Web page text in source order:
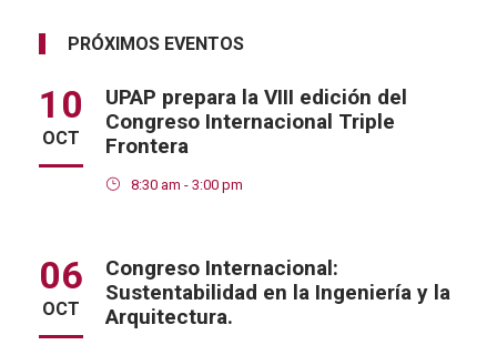
PRÓXIMOS EVENTOS
10
OCT
UPAP prepara la VIII edición del
Congreso Internacional Triple
Frontera
8:30 am - 3:00 pm
06
OCT
Congreso Internacional:
Sustentabilidad en la Ingeniería y la
Arquitectura.